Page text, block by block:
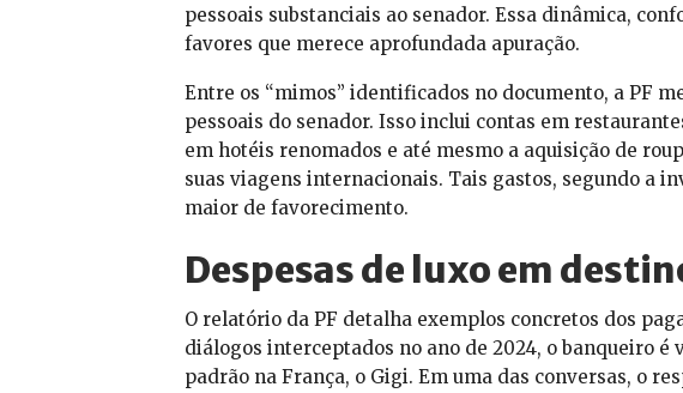
pessoais substanciais ao senador. Essa dinâmica,
favores que merece aprofundada apuração.
Entre os “mimos” identificados no documento, a PF
pessoais do senador. Isso inclui contas em
em hotéis renomados e até mesmo a aquisição de
suas viagens internacionais. Tais gastos, segundo a
maior de favorecimento.
Despesas de luxo em
O relatório da PF detalha exemplos concretos dos
diálogos interceptados no ano de 2024, o banqueiro
padrão na França, o Gigi. Em uma das conversas, o